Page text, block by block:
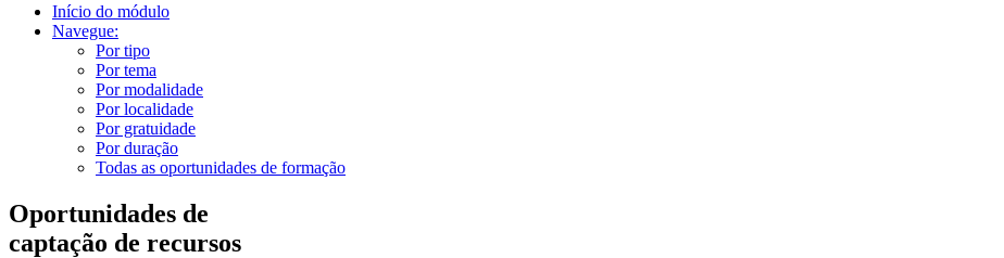
Início do módulo
Navegue:
Por tipo
Por tema
Por modalidade
Por localidade
Por gratuidade
Por duração
Todas as oportunidades de formação
Oportunidades de
captação de recursos